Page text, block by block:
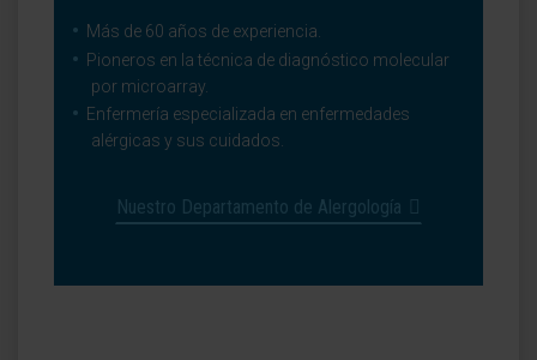
Más de 60 años de experiencia.
Pioneros en la técnica de diagnóstico molecular
por microarray.
Enfermería especializada en enfermedades
alérgicas y sus cuidados.
Nuestro Departamento de Alergología